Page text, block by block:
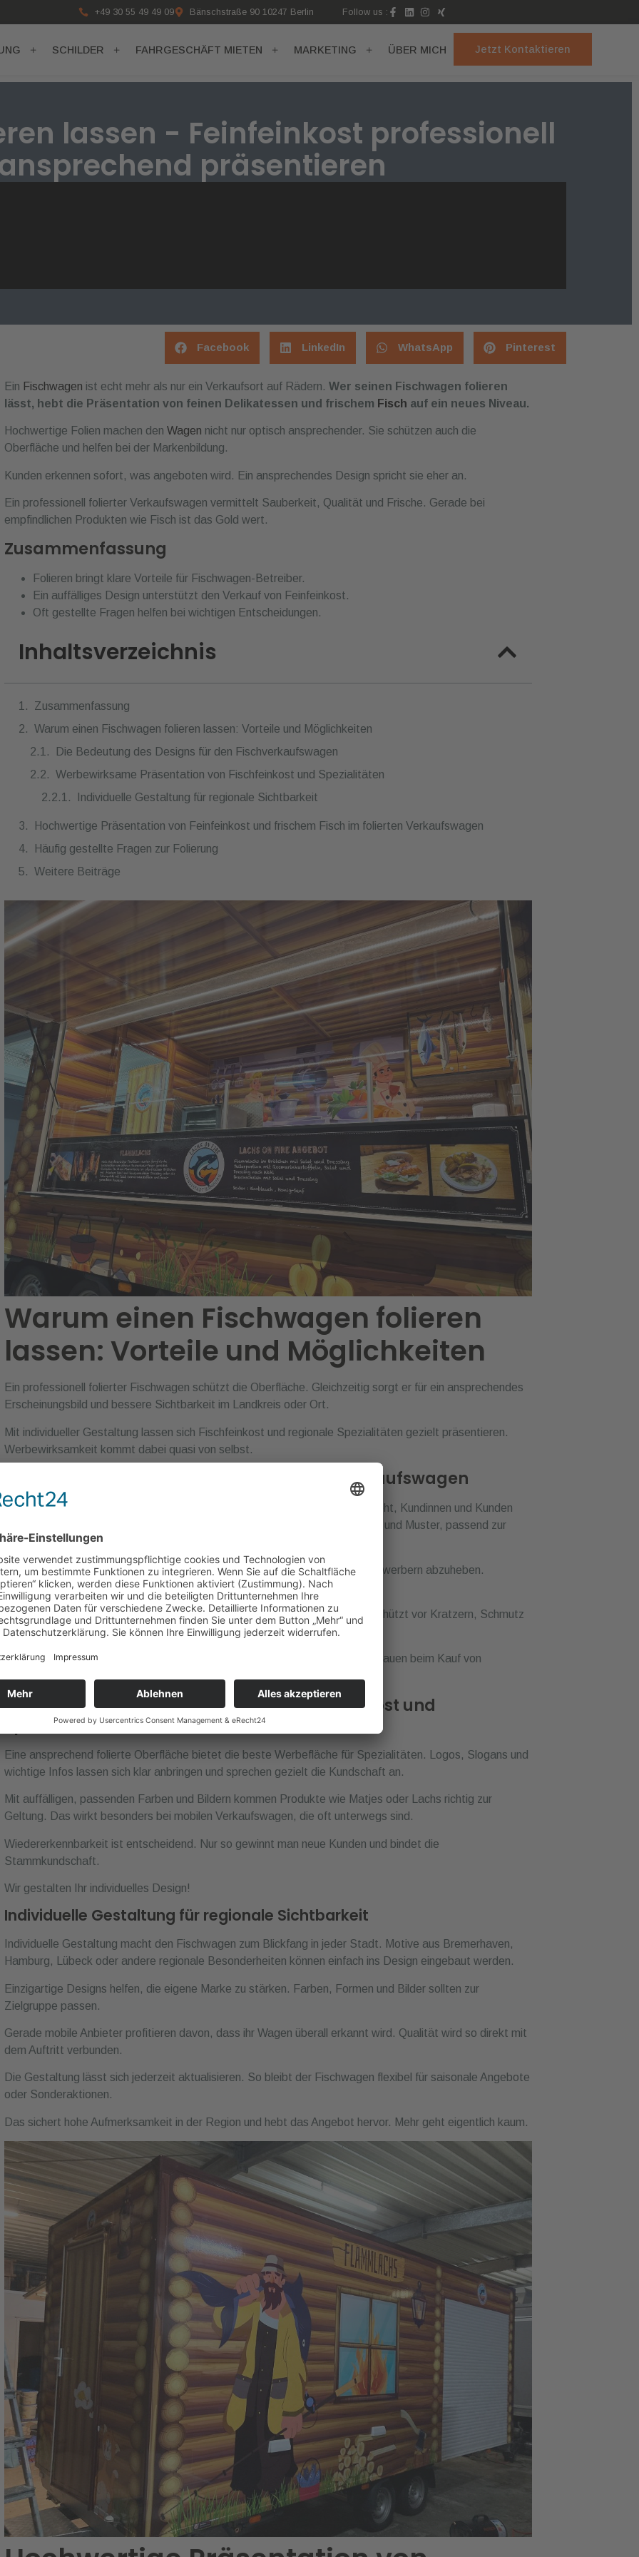
+49 30 55 49 49 09 Bänschstraße 90 10247 Berlin Follow us :
SCHILDER FAHRGESCHÄFT MIETEN MARKETING ÜBER MICH Jetzt Kontaktieren
lassen - Feinfeinkost professionell
präsentieren
Facebook LinkedIn WhatsApp Pinterest
Ein Fischwagen ist echt mehr als nur ein Verkaufsort auf Rädern. Wer seinen Fischwagen folieren
lässt, hebt die Präsentation von feinen Delikatessen und frischem Fisch auf ein neues Niveau.
Hochwertige Folien machen den Wagen nicht nur optisch ansprechender. Sie schützen auch die
Oberfläche und helfen bei der Markenbildung.
Kunden erkennen sofort, was angeboten wird. Ein ansprechendes Design spricht sie eher an.
Ein professionell folierter Verkaufswagen vermittelt Sauberkeit, Qualität und Frische. Gerade bei
empfindlichen Produkten wie Fisch ist das Gold wert.
Zusammenfassung
Folieren bringt klare Vorteile für Fischwagen-Betreiber.
Ein auffälliges Design unterstützt den Verkauf von Feinfeinkost.
Oft gestellte Fragen helfen bei wichtigen Entscheidungen.
Inhaltsverzeichnis
Zusammenfassung
Warum einen Fischwagen folieren lassen: Vorteile und Möglichkeiten
Die Bedeutung des Designs für den Fischverkaufswagen
Werbewirksame Präsentation von Fischfeinkost und Spezialitäten
Individuelle Gestaltung für regionale Sichtbarkeit
Hochwertige Präsentation von Feinfeinkost und frischem Fisch im folierten Verkaufswagen
Häufig gestellte Fragen zur Folierung
Weitere Beiträge
Warum einen Fischwagen folieren
lassen: Vorteile und Möglichkeiten
Ein professionell folierter Fischwagen schützt die Oberfläche. Gleichzeitig sorgt er für ein ansprechendes
Erscheinungsbild und bessere Sichtbarkeit im Landkreis oder Ort.
Mit individueller Gestaltung lassen sich Fischfeinkost und regionale Spezialitäten gezielt präsentieren.
Werbewirksamkeit kommt dabei quasi von selbst.
Die Bedeutung des Designs für den Fischverkaufswagen
Ein durchdachtes Design macht wirklich den Unterschied, wenn es darum geht, Kundinnen und Kunden
anzulocken. Hochwertige individuelle Folien von Ekirmes bieten viele Farben und Muster, passend zur
angebotenen Fischfeinkost.
Klare Schriftzüge und moderne Elemente helfen, den Fischwagen von Mitbewerbern abzuheben.
Besonders in Bremerhaven oder anderswo in Deutschland fällt das auf.
Auch die Pflege des Fahrzeugs wird durch dieFolierungleichter. Die Folie schützt vor Kratzern, Schmutz
und UV-Strahlen.
So bleibt der Glanz erhalten. Ein gepflegtes Bild sorgt einfach für mehr Vertrauen beim Kauf von
Werbewirksame Präsentation von Fischfeinkost und
Spezialitäten
Eine ansprechend folierte Oberfläche bietet die beste Werbefläche für Spezialitäten. Logos, Slogans und
wichtige Infos lassen sich klar anbringen und sprechen gezielt die Kundschaft an.
Mit auffälligen, passenden Farben und Bildern kommen Produkte wie Matjes oder Lachs richtig zur
Geltung. Das wirkt besonders bei mobilen Verkaufswagen, die oft unterwegs sind.
Wiedererkennbarkeit ist entscheidend. Nur so gewinnt man neue Kunden und bindet die
Stammkundschaft.
Wir gestalten Ihr individuelles Design!
Individuelle Gestaltung für regionale Sichtbarkeit
Individuelle Gestaltung macht den Fischwagen zum Blickfang in jeder Stadt. Motive aus Bremerhaven,
Hamburg, Lübeck oder andere regionale Besonderheiten können einfach ins Design eingebaut werden.
Einzigartige Designs helfen, die eigene Marke zu stärken. Farben, Formen und Bilder sollten zur
Zielgruppe passen.
Gerade mobile Anbieter profitieren davon, dass ihr Wagen überall erkannt wird. Qualität wird so direkt mit
dem Auftritt verbunden.
Die Gestaltung lässt sich jederzeit aktualisieren. So bleibt der Fischwagen flexibel für saisonale Angebote
oder Sonderaktionen.
Das sichert hohe Aufmerksamkeit in der Region und hebt das Angebot hervor. Mehr geht eigentlich kaum.